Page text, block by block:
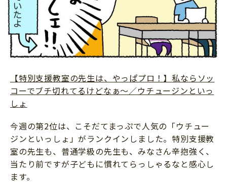
【特別支援教室の先生は、やっぱプロ！】私ならソッ
コーでブチ切れてるけどなぁ～／ウチュージンといっ
しょ
今週の第2位は、こそだてまっぷで人気の「ウチュー
ジンといっしょ」がランクインしました。特別支援教
室の先生も、普通学級の先生も、みなさん辛抱強く、
当たり前ですが子どもに慣れてらっしゃるなと感心し
ます。